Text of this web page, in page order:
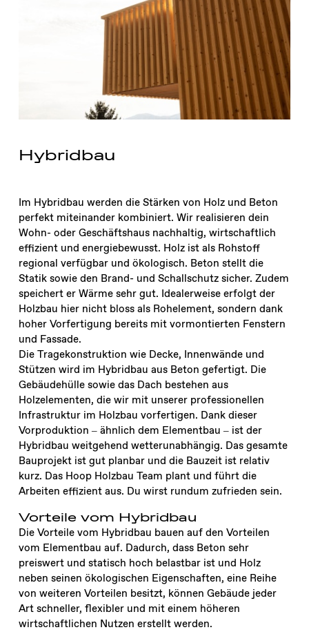
Hybridbau
Im Hybridbau werden die Stärken von Holz und Beton
perfekt miteinander kombiniert. Wir realisieren dein
Wohn- oder Geschäftshaus nachhaltig, wirtschaftlich
effizient und energiebewusst. Holz ist als Rohstoff
regional verfügbar und ökologisch. Beton stellt die
Statik sowie den Brand- und Schallschutz sicher. Zudem
speichert er Wärme sehr gut. Idealerweise erfolgt der
Holzbau hier nicht bloss als Rohelement, sondern dank
hoher Vorfertigung bereits mit vormontierten Fenstern
und Fassade.
Die Tragekonstruktion wie Decke, Innenwände und
Stützen wird im Hybridbau aus Beton gefertigt. Die
Gebäudehülle sowie das Dach bestehen aus
Holzelementen, die wir mit unserer professionellen
Infrastruktur im Holzbau vorfertigen. Dank dieser
Vorproduktion – ähnlich dem Elementbau – ist der
Hybridbau weitgehend wetterunabhängig. Das gesamte
Bauprojekt ist gut planbar und die Bauzeit ist relativ
kurz. Das Hoop Holzbau Team plant und führt die
Arbeiten effizient aus. Du wirst rundum zufrieden sein.
Vorteile vom Hybridbau
Die Vorteile vom Hybridbau bauen auf den Vorteilen
vom Elementbau auf. Dadurch, dass Beton sehr
preiswert und statisch hoch belastbar ist und Holz
neben seinen ökologischen Eigenschaften, eine Reihe
von weiteren Vorteilen besitzt, können Gebäude jeder
Art schneller, flexibler und mit einem höheren
wirtschaftlichen Nutzen erstellt werden.